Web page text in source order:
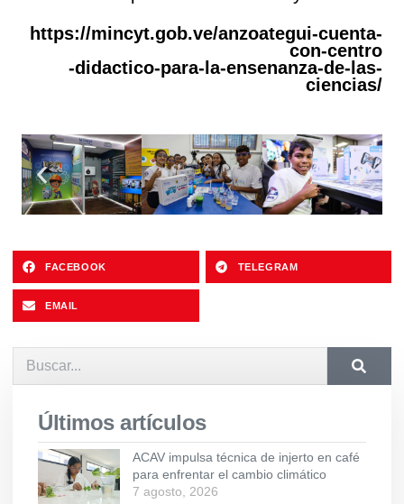
https://mincyt.gob.ve/anzoategui-cuenta-
con-centro
-didactico-para-la-ensenanza-de-las-
ciencias/
FACEBOOK TELEGRAM
EMAIL
Últimos artículos
ACAV impulsa técnica de injerto en café
para enfrentar el cambio climático
7 agosto, 2026